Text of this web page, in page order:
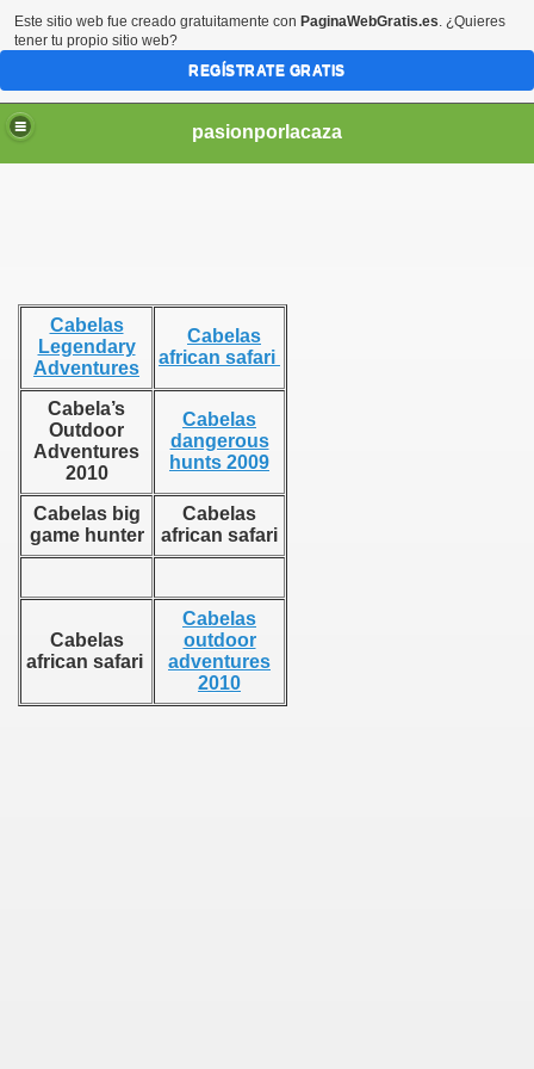
pasionporlacaza
Cabelas
Legendary
Adventures
Cabelas
african safari
Cabela’s
Outdoor
Adventures
2010
Cabelas
dangerous
hunts 2009
Cabelas big
game hunter
Cabelas
african safari
Cabelas
african safari
Cabelas
outdoor
adventures
2010
Este sitio web fue creado gratuitamente con PaginaWebGratis.es. ¿Quieres
tener tu propio sitio web?
REGÍSTRATE GRATIS